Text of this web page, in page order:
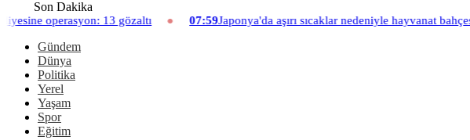
Son Dakika
13 gözaltı 07:59Japonya'da aşırı sıcaklar nedeniyle hayvanat bahçesinde üç aslan öldü
Gündem
Dünya
Politika
Yerel
Yaşam
Spor
Eğitim